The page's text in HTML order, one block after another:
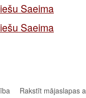
Saeima
Saeima
Rakstīt mājaslapas